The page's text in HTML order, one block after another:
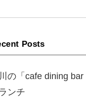
Posts
の「cafe dining bar
ンチ